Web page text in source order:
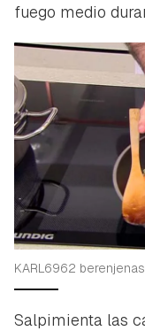
fuego medio
KARL6962
Salpimienta las